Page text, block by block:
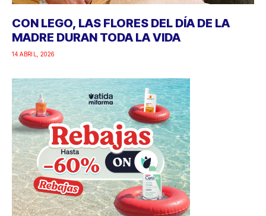
CON LEGO, LAS FLORES DEL DÍA DE LA
MADRE DURAN TODA LA VIDA
14 ABRIL, 2026